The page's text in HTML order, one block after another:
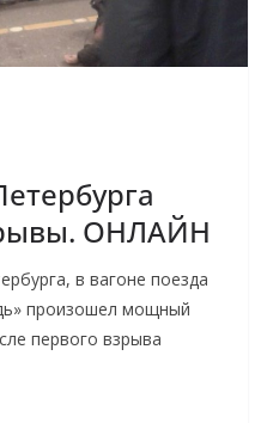
ОНЛАЙН
в вагоне поезда
произошел мощный
первого взрыва